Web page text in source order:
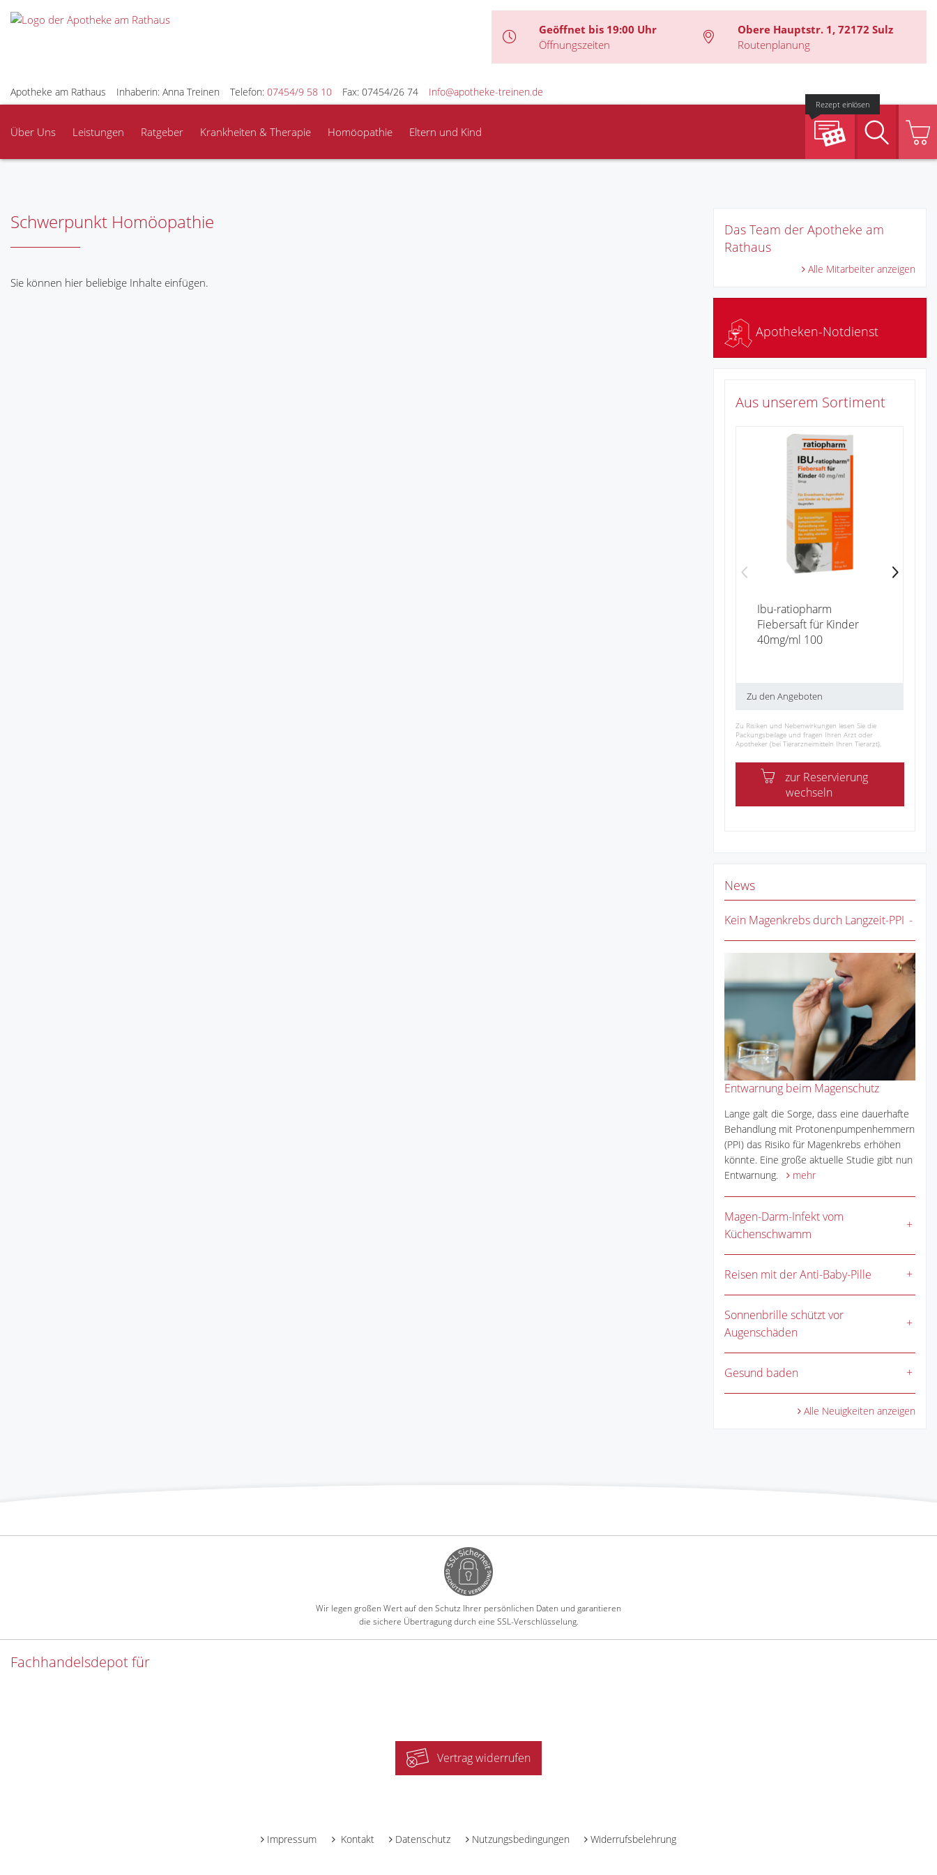
Geöffnet bis 19:00 Uhr
Öffnungszeiten
Obere Hauptstr. 1, 72172 Sulz
Routenplanung
Apotheke am Rathaus Inhaberin: Anna Treinen Telefon: 07454/9 58 10 Fax: 07454/26 74 Info@apotheke-treinen.de
Über Uns Leistungen Ratgeber Krankheiten & Therapie Homöopathie Eltern und Kind
Rezept einlösen
Suche
Schwerpunkt Homöopathie
Sie können hier beliebige Inhalte einfügen.
Das Team der Apotheke am
Rathaus
Alle Mitarbeiter anzeigen
Apotheken-Notdienst
Aus unserem Sortiment
Ibu-ratiopharm
Fiebersaft für Kinder
40mg/ml 100
Zu den Angeboten
Zu Risiken und Nebenwirkungen lesen Sie die
Packungsbeilage und fragen Ihren Arzt oder
Apotheker (bei Tierarzneimitteln Ihren Tierarzt).
zur Reservierung
wechseln
News
Kein Magenkrebs durch Langzeit-PPI
Entwarnung beim Magenschutz
Lange galt die Sorge, dass eine dauerhafte
Behandlung mit Protonenpumpenhemmern
(PPI) das Risiko für Magenkrebs erhöhen
könnte. Eine große aktuelle Studie gibt nun
Entwarnung.
mehr
Magen-Darm-Infekt vom
Küchenschwamm
Reisen mit der Anti-Baby-Pille
Sonnenbrille schützt vor
Augenschäden
Gesund baden
Alle Neuigkeiten anzeigen
Wir legen großen Wert auf den Schutz Ihrer persönlichen Daten und garantieren
die sichere Übertragung durch eine SSL-Verschlüsselung.
Fachhandelsdepot für
Vertrag widerrufen
Impressum Kontakt Datenschutz Nutzungsbedingungen Widerrufsbelehrung